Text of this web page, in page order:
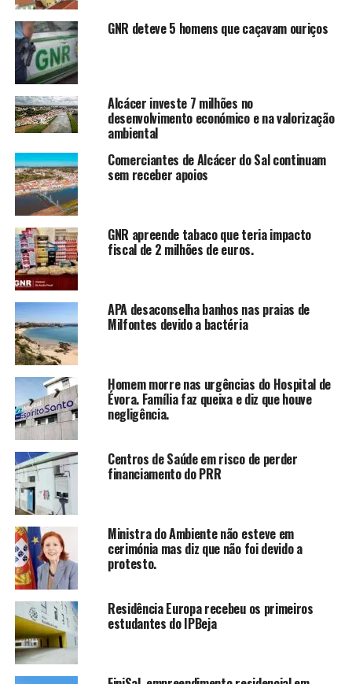
GNR deteve 5 homens que caçavam ouriços
Alcácer investe 7 milhões no
desenvolvimento económico e na valorização
ambiental
Comerciantes de Alcácer do Sal continuam
sem receber apoios
GNR apreende tabaco que teria impacto
fiscal de 2 milhões de euros.
APA desaconselha banhos nas praias de
Milfontes devido a bactéria
Homem morre nas urgências do Hospital de
Évora. Família faz queixa e diz que houve
negligência.
Centros de Saúde em risco de perder
financiamento do PRR
Ministra do Ambiente não esteve em
cerimónia mas diz que não foi devido a
protesto.
Residência Europa recebeu os primeiros
estudantes do IPBeja